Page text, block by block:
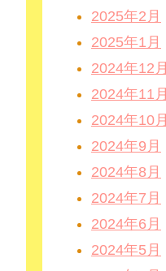
2025年2月
2025年1月
2024年12月
2024年11月
2024年10月
2024年9月
2024年8月
2024年7月
2024年6月
2024年5月